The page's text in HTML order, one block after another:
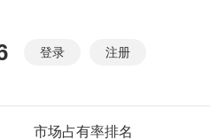
登录 注册
市场占有率排名